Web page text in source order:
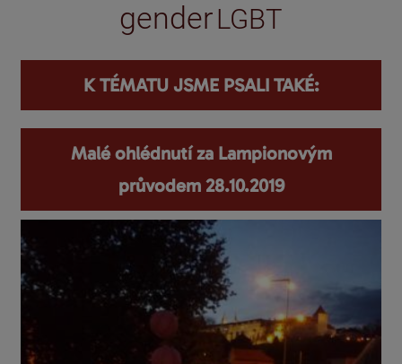
genderLGBT
K TÉMATU JSME PSALI TAKÉ:
Malé ohlédnutí za Lampionovým
průvodem 28.10.2019